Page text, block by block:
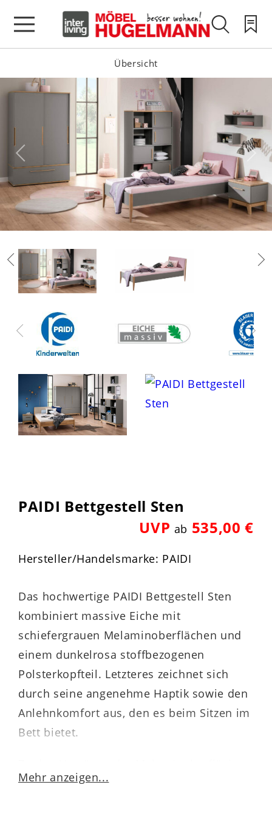
Übersicht
PAIDI Bettgestell Sten
UVP ab 535,00 €
Hersteller/Handelsmarke: PAIDI
Das hochwertige PAIDI Bettgestell Sten
kombiniert massive Eiche mit
schiefergrauen Melaminoberflächen und
einem dunkelrosa stoffbezogenen
Polsterkopfteil. Letzteres zeichnet sich
durch seine angenehme Haptik sowie den
Anlehnkomfort aus, den es beim Sitzen im
Bett bietet.
zählen die Lichtechtheit sowie die
Mehr anzeigen...